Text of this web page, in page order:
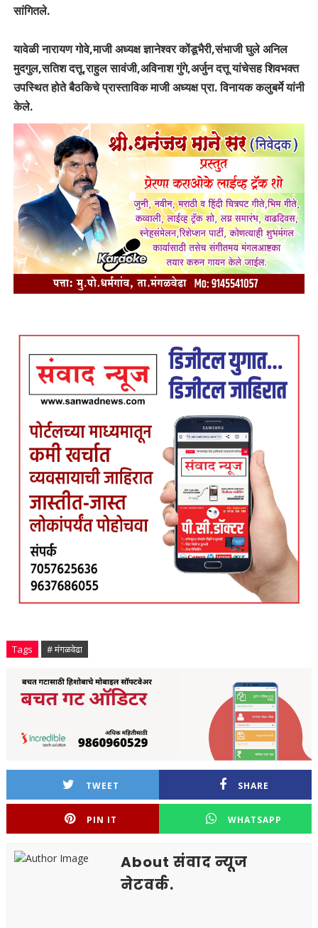
सांगितले.
यावेळी नारायण गोवे,माजी अध्यक्ष ज्ञानेश्वर कोंडूभैरी,संभाजी घुले अनिल
मुदगुल,सतिश दत्तू,राहुल सावंजी,अविनाश गुंगे,अर्जुन दत्तू यांचेसह शिवभक्त
उपस्थित होते बैठकिचे प्रास्ताविक माजी अध्यक्ष प्रा. विनायक कलुबर्मे यांनी
केले.
Tags # मंगळवेढा
TWEET SHARE
PIN IT WHATSAPP
About संवाद न्यूज
नेटवर्क.